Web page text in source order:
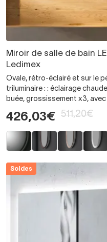
Miroir de salle de bain
Ledimex
Ovale, rétro-éclairé et sur le
triluminaire : : éclairage
buée, grossissement x3,
426,03€ 511,20€
Soldes